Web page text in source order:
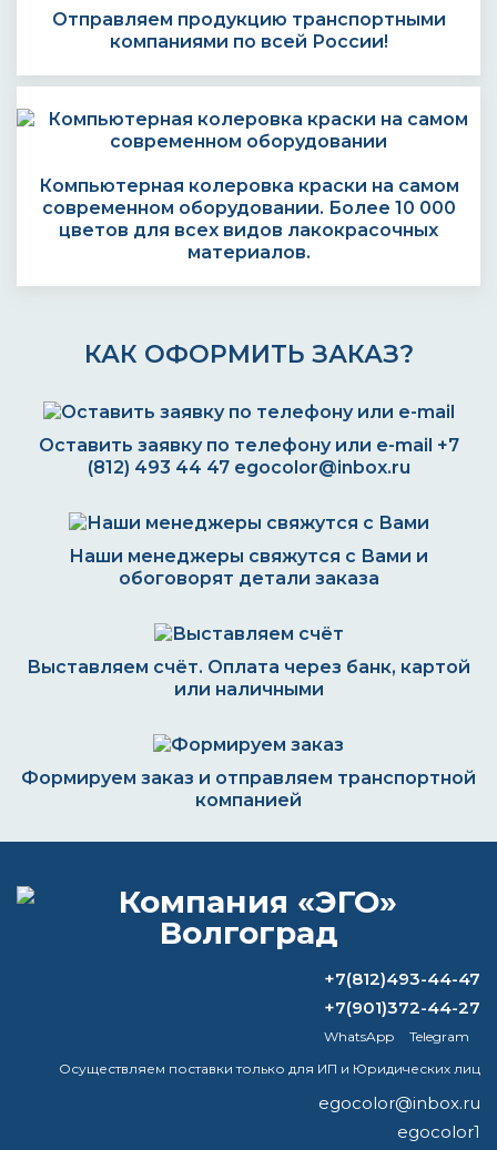
Отправляем продукцию транспортными
компаниями по всей России!
Компьютерная колеровка краски на самом
современном оборудовании. Более 10 000
цветов для всех видов лакокрасочных
материалов.
КАК ОФОРМИТЬ ЗАКАЗ?
Оставить заявку по телефону или e-mail +7
(812) 493 44 47 egocolor@inbox.ru
Наши менеджеры свяжутся с Вами и
обоговорят детали заказа
Выставляем счёт. Оплата через банк, картой
или наличными
Формируем заказ и отправляем транспортной
компанией
ВОПРОС-ОТВЕТ
Можно ли колеровать термостойкую
суппорта?
+7(812)493-44-47
+7(901)372-44-27
WhatsApp
Telegram
Осуществляем поставки только для ИП и Юридических лиц
egocolor@inbox.ru
egocolor1